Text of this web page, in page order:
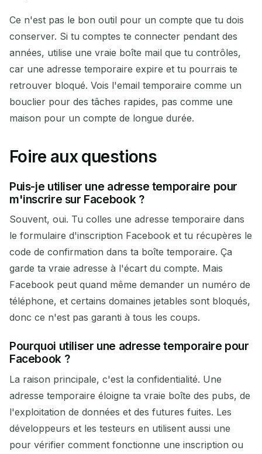
Ce n'est pas le bon outil pour un compte que tu dois
conserver. Si tu comptes te connecter pendant des
années, utilise une vraie boîte mail que tu contrôles,
car une adresse temporaire expire et tu pourrais te
retrouver bloqué. Vois l'email temporaire comme un
bouclier pour des tâches rapides, pas comme une
maison pour un compte de longue durée.
Foire aux questions
Puis-je utiliser une adresse temporaire pour
m'inscrire sur Facebook ?
Souvent, oui. Tu colles une adresse temporaire dans
le formulaire d'inscription Facebook et tu récupères le
code de confirmation dans ta boîte temporaire. Ça
garde ta vraie adresse à l'écart du compte. Mais
Facebook peut quand même demander un numéro de
téléphone, et certains domaines jetables sont bloqués,
donc ce n'est pas garanti à tous les coups.
Pourquoi utiliser une adresse temporaire pour
Facebook ?
La raison principale, c'est la confidentialité. Une
adresse temporaire éloigne ta vraie boîte des pubs, de
l'exploitation de données et des futures fuites. Les
développeurs et les testeurs en utilisent aussi une
pour vérifier comment fonctionne une inscription ou